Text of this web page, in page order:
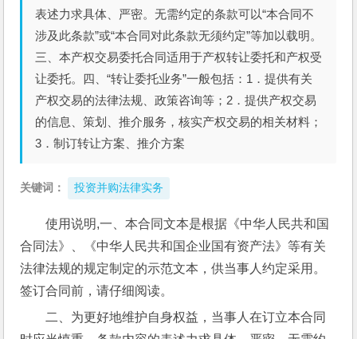
表述力求具体、严密。无需约定的条款可以“本合同不
涉及此条款”或“本合同对此条款无须约定”等加以载明。
三、本产权交易委托合同适用于产权转让委托和产权受
让委托。四、“转让委托业务”一般包括：1．提供有关
产权交易的法律法规、政策咨询等；2．提供产权交易
的信息、策划、推介服务，核实产权交易的相关材料；
3．制订转让方案、推介方案
关键词： 投资并购法律实务
使用说明,一、本合同文本是根据《中华人民共和国
合同法》、《中华人民共和国企业国有资产法》等有关
法律法规的规定制定的示范文本，供当事人约定采用。
签订合同前，请仔细阅读。
二、为更好地维护自身权益，当事人在订立本合同